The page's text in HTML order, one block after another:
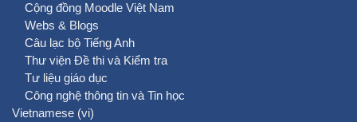
Cộng đồng Moodle Việt Nam
Webs & Blogs
Câu lạc bộ Tiếng Anh
Thư viện Đề thi và Kiểm tra
Tư liệu giáo dục
Công nghệ thông tin và Tin học
Vietnamese ‎(vi)‎